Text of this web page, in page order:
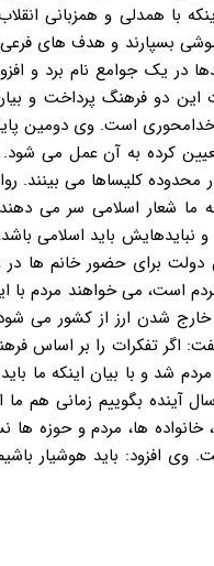
با همدلی و همزبانی
بسپارند و هدف های فرعی
در یک جوامع نام برد و
این دو فرهنگ پرداخت و
خدامحوری است. وی دومین
کرده به آن عمل می شود.
محدوده کلیساها می بینند.
ما شعار اسلامی سر می دهند
باید اسلامی باشد،
برای حضور خانم ها در
است، می خواهند مردم با
خارج شدن ارز از کشور می
گفت: اگر تفکرات را بر اساس
شد و با بیان اینکه ما
تفکر غربی را پیاده می کنند بشناسیم، عنوان کرد: نباید بگذاریم سرنوشت جوری رقم بخورد که ۲۰
خانواده ها، مردم و حوزه
افزود: باید هوشیار